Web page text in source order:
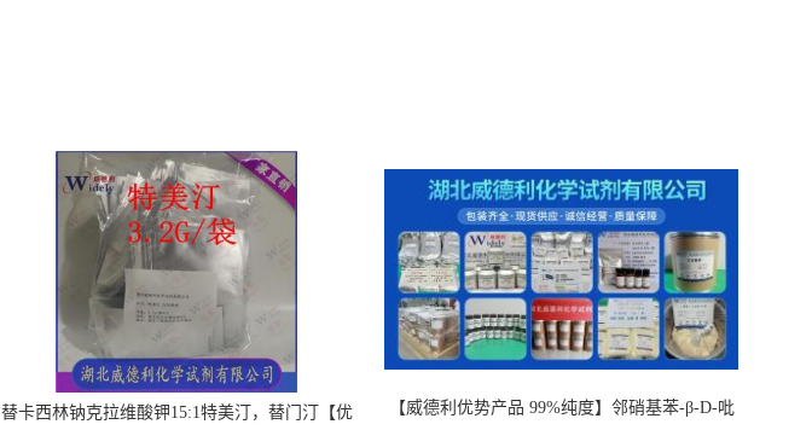
替卡西林钠克拉维酸钾15:1特美汀，替门汀【优
【威德利优势产品 99%纯度】邻硝基苯-β-D-吡